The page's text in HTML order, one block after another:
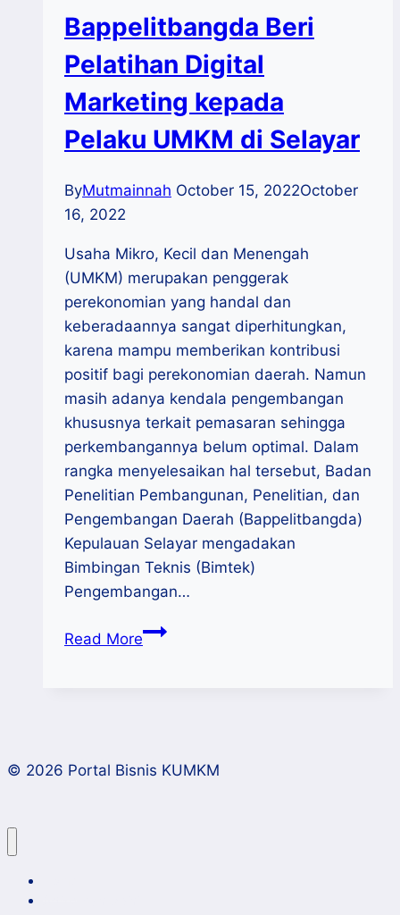
Bappelitbangda Beri
Pelatihan Digital
Marketing kepada
Pelaku UMKM di Selayar
ByMutmainnah October 15, 2022October
16, 2022
Usaha Mikro, Kecil dan Menengah
(UMKM) merupakan penggerak
perekonomian yang handal dan
keberadaannya sangat diperhitungkan,
karena mampu memberikan kontribusi
positif bagi perekonomian daerah. Namun
masih adanya kendala pengembangan
khususnya terkait pemasaran sehingga
perkembangannya belum optimal. Dalam
rangka menyelesaikan hal tersebut, Badan
Penelitian Pembangunan, Penelitian, dan
Pengembangan Daerah (Bappelitbangda)
Kepulauan Selayar mengadakan
Bimbingan Teknis (Bimtek)
Pengembangan…
Read MoreBappelitbangda
Pelaku
© 2026 Portal Bisnis KUMKM